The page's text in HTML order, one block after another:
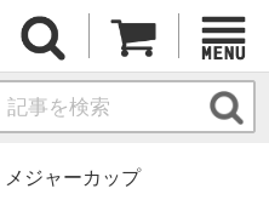
メジャーカップ